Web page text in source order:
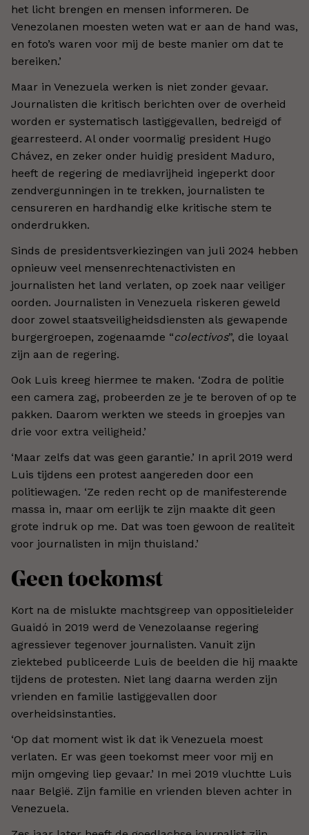
het licht brengen en mensen informeren. De
Venezolanen moesten weten wat er aan de hand was,
en foto’s waren voor mij de beste manier om dat te
bereiken.’
Maar in Venezuela werken is niet zonder gevaar.
Journalisten die kritisch berichten over de overheid
worden er systematisch lastiggevallen, bedreigd of
gearresteerd. Al onder voormalig president Hugo
Chávez, en zeker onder huidig president Maduro,
heeft de regering de mediavrijheid ingeperkt door
zendvergunningen in te trekken, journalisten te
censureren en hardhandig elke kritische stem te
onderdrukken.
Sinds de presidentsverkiezingen van juli 2024 hebben
opnieuw veel mensenrechtenactivisten en
journalisten het land verlaten, op zoek naar veiliger
oorden. Journalisten in Venezuela riskeren geweld
door zowel staatsveiligheidsdiensten als gewapende
burgergroepen, zogenaamde “colectivos”, die loyaal
zijn aan de regering.
Ook Luis kreeg hiermee te maken. ‘Zodra de politie
een camera zag, probeerden ze je te beroven of op te
pakken. Daarom werkten we steeds in groepjes van
drie voor extra veiligheid.’
‘Maar zelfs dat was geen garantie.’ In april 2019 werd
Luis tijdens een protest aangereden door een
politiewagen. ‘Ze reden recht op de manifesterende
massa in, maar om eerlijk te zijn maakte dit geen
grote indruk op me. Dat was toen gewoon de realiteit
voor journalisten in mijn thuisland.’
Geen toekomst
Kort na de mislukte machtsgreep van oppositieleider
Guaidó in 2019 werd de Venezolaanse regering
agressiever tegenover journalisten. Vanuit zijn
ziektebed publiceerde Luis de beelden die hij maakte
tijdens de protesten. Niet lang daarna werden zijn
vrienden en familie lastiggevallen door
overheidsinstanties.
‘Op dat moment wist ik dat ik Venezuela moest
verlaten. Er was geen toekomst meer voor mij en
mijn omgeving liep gevaar.’ In mei 2019 vluchtte Luis
naar België. Zijn familie en vrienden bleven achter in
Venezuela.